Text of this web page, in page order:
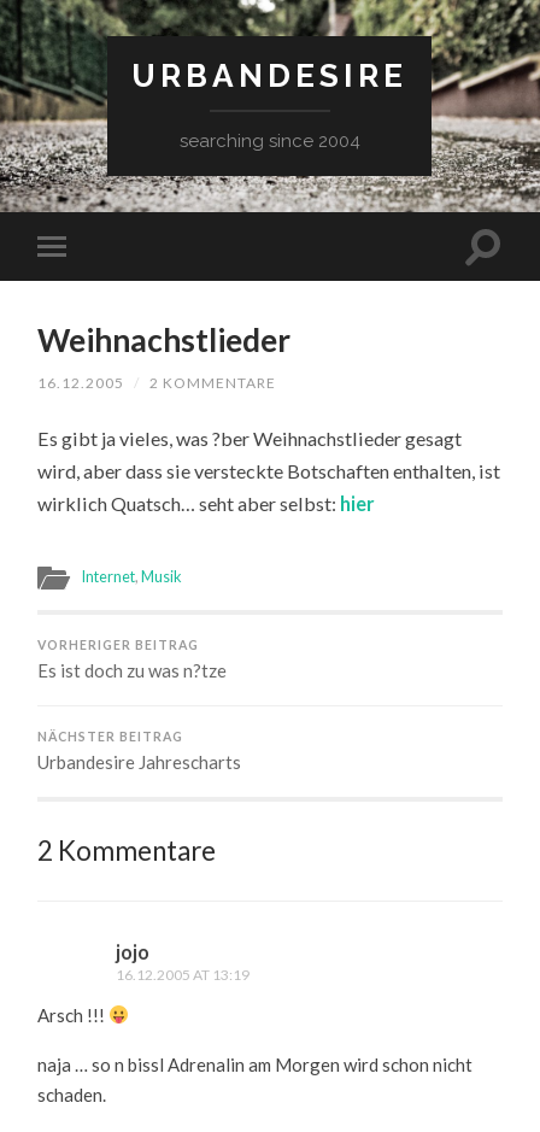
URBANDESIRE
searching since 2004
Weihnachstlieder
16.12.2005 / 2 KOMMENTARE
Es gibt ja vieles, was ?ber Weihnachstlieder gesagt
wird, aber dass sie versteckte Botschaften enthalten, ist
wirklich Quatsch… seht aber selbst: hier
Internet,Musik
VORHERIGER BEITRAG
Es ist doch zu was n?tze
NÄCHSTER BEITRAG
Urbandesire Jahrescharts
2 Kommentare
jojo
16.12.2005 AT 13:19
Arsch !!!
naja … so n bissl Adrenalin am Morgen wird schon nicht
schaden.